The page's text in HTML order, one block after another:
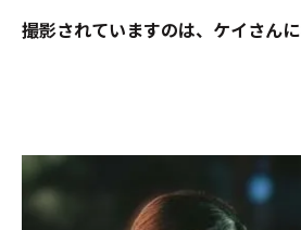
撮影されていますのは、ケイさんに